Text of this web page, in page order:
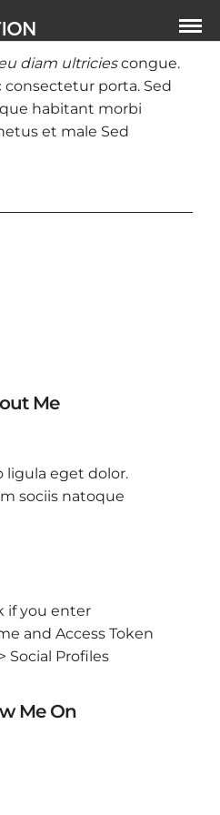
diam ultriciescongue.
porta. Sed
habitant morbi
et male Sed
Me
ligula eget dolor.
sociis natoque
if you enter
and Access Token
Social Profiles
Me On